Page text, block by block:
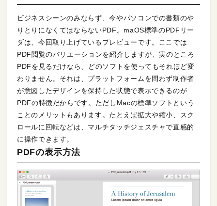
ビジネスシーンのみならず、今やパソコンでの書類のや
りとりになくてはならないPDF。maOS標準のPDFリー
ダは、今回取り上げているプレビューです。ここでは
PDF閲覧のバリエーションを紹介しますが、実のところ
PDFを見るだけなら、どのソフトを使ってもそれほど変
わりません。それは、プラットフォームを問わず制作者
が意図したデザインを保持した状態で表示できるのが
PDFの特徴だからです。ただしMacの標準ソフトという
ことのメリットもあります。たとえば拡大や縮小、スク
ロールに回転などは、マルチタッチジェスチャで直感的
に操作できます。
PDFの表示方法